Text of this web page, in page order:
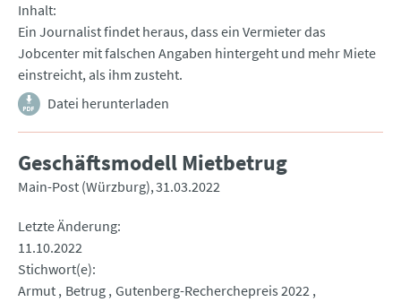
Inhalt
Ein Journalist findet heraus, dass ein Vermieter das
Jobcenter mit falschen Angaben hintergeht und mehr Miete
einstreicht, als ihm zusteht.
Datei herunterladen
Geschäftsmodell Mietbetrug
Main-Post (Würzburg) 31.03.2022
Letzte Änderung
11.10.2022
Stichwort(e)
Armut Betrug Gutenberg-Recherchepreis 2022